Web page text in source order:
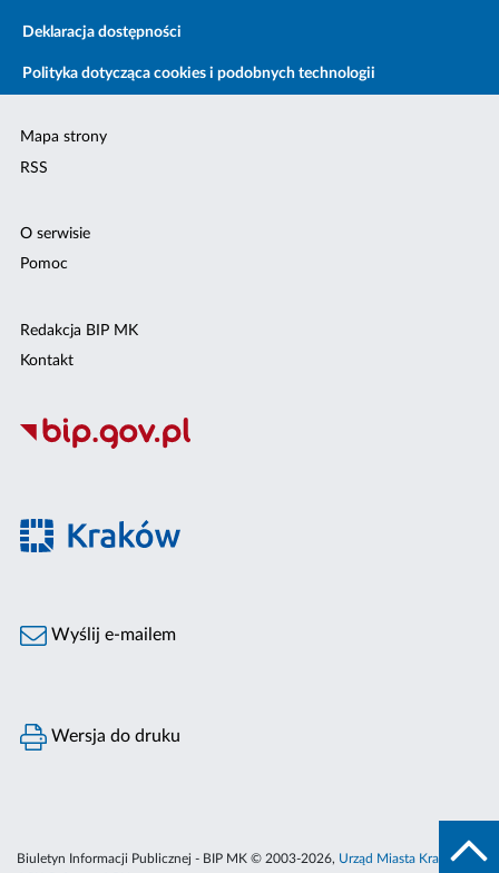
Deklaracja dostępności
Polityka dotycząca cookies i podobnych technologii
Mapa strony
RSS
O serwisie
Pomoc
Redakcja BIP MK
Kontakt
Wyślij e-mailem
Wersja do druku
Biuletyn Informacji Publicznej - BIP MK © 2003-2026, Urząd Miasta Krakowa